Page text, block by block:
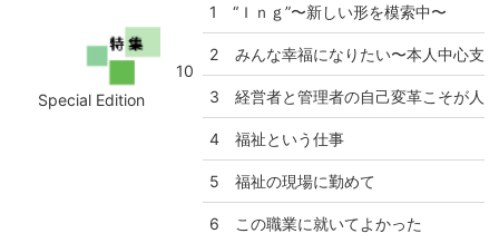
Special Edition
10
1 “Ｉｎｇ”〜新しい形を模索中〜
2 みんな幸福になりたい〜本人中心支
3 経営者と管理者の自己変革こそが人
4 福祉という仕事
5 福祉の現場に勤めて
6 この職業に就いてよかった